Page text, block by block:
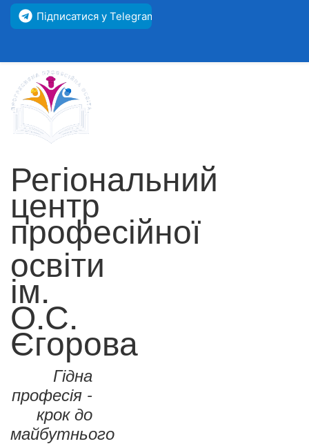
Підписатися у Telegram
Регіональний
центр
професійної
освіти
ім.
О.С.
Єгорова
Гідна
професія -
крок до
майбутнього